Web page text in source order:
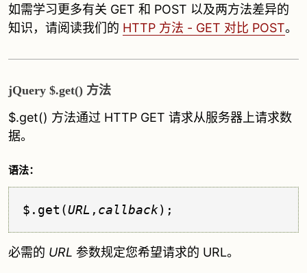
如需学习更多有关 GET 和 POST 以及两方法差异的
知识，请阅读我们的 HTTP 方法 - GET 对比 POST。
jQuery $.get() 方法
$.get() 方法通过 HTTP GET 请求从服务器上请求数
据。
语法：
$.get(URL , callback);
必需的 URL 参数规定您希望请求的 URL。